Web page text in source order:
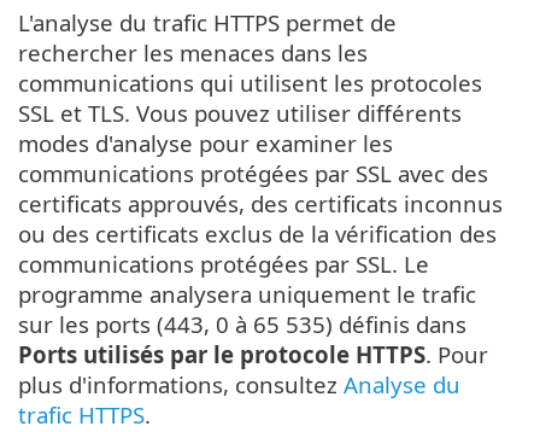
L'analyse du trafic HTTPS permet de
rechercher les menaces dans les
communications qui utilisent les protocoles
SSL et TLS. Vous pouvez utiliser différents
modes d'analyse pour examiner les
communications protégées par SSL avec des
certificats approuvés, des certificats inconnus
ou des certificats exclus de la vérification des
communications protégées par SSL. Le
programme analysera uniquement le trafic
sur les ports (443, 0 à 65 535) définis dans
Ports utilisés par le protocole HTTPS. Pour
plus d'informations, consultez Analyse du
trafic HTTPS.